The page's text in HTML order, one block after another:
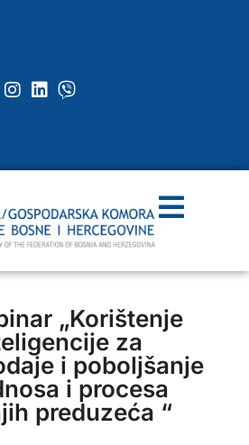
„Korištenje
za
i poboljšanje
i procesa
preduzeća “